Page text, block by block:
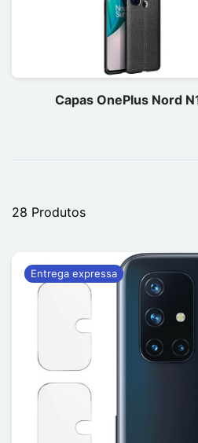
Capas OnePlus Nord
28 Produtos
Entrega expressa